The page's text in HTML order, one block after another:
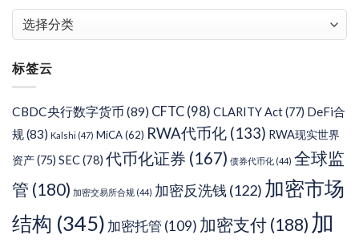
类
标签云
CBDC央行数字货币 (89) CFTC (98) CLARITY Act(77) DeFi合
规 (83) Kalshi (47) MiCA(62) RWA代币化 (133) RWA现实世界
资产(75) SEC(78) 代币化证券 (167) 债券代币化 (44) 全球监
管 (180) 加密交易所合规 (44) 加密反洗钱 (122) 加密市场
结构 (345) 加密托管 (109) 加密支付 (188) 加